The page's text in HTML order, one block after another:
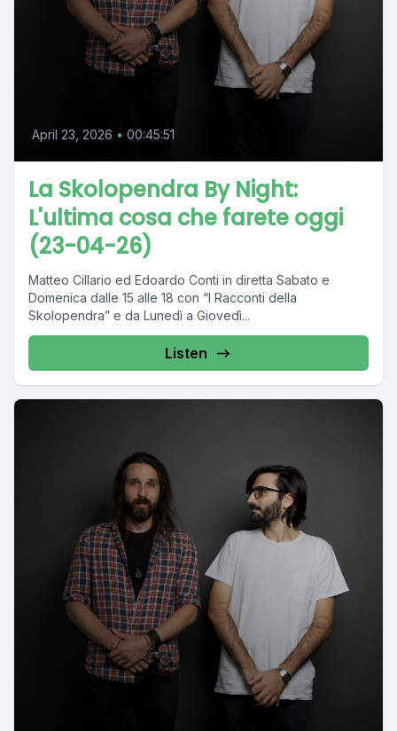
April 23, 2026 • 00:45:51
La Skolopendra By Night:
L'ultima cosa che farete oggi
(23-04-26)
Matteo Cillario ed Edoardo Conti in diretta Sabato e
Domenica dalle 15 alle 18 con “I Racconti della
Skolopendra” e da Lunedì a Giovedì...
Listen